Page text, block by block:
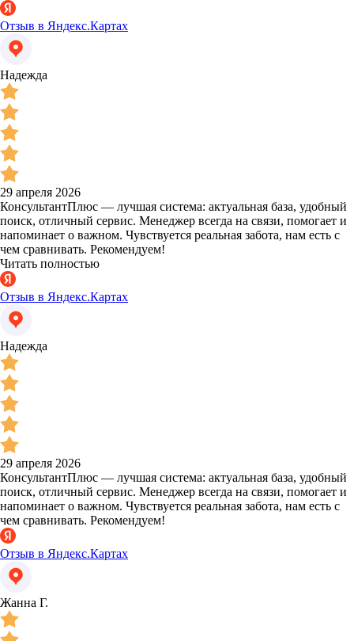
Отзыв в Яндекс.Картах
Надежда
29 апреля 2026
КонсультантПлюс — лучшая система: актуальная база, удобный
поиск, отличный сервис. Менеджер всегда на связи, помогает и
напоминает о важном. Чувствуется реальная забота, нам есть с
чем сравнивать. Рекомендуем!
Читать полностью
Отзыв в Яндекс.Картах
Надежда
29 апреля 2026
КонсультантПлюс — лучшая система: актуальная база, удобный
поиск, отличный сервис. Менеджер всегда на связи, помогает и
напоминает о важном. Чувствуется реальная забота, нам есть с
чем сравнивать. Рекомендуем!
Отзыв в Яндекс.Картах
Жанна Г.